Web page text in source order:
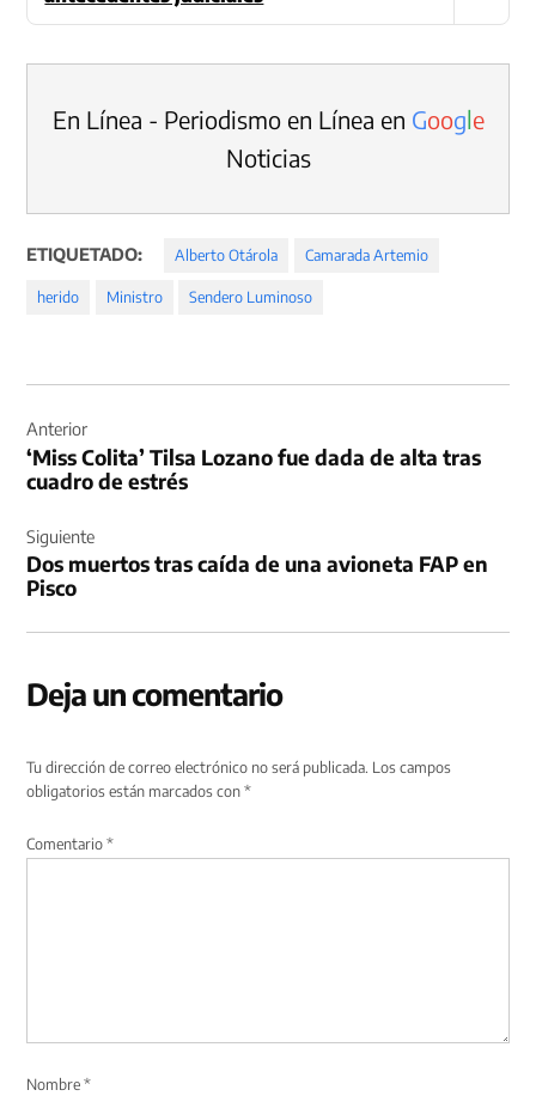
En Línea - Periodismo en Línea en Google
Noticias
ETIQUETADO: Alberto Otárola Camarada Artemio
herido Ministro Sendero Luminoso
de
entradas
Anterior
‘Miss Colita’ Tilsa Lozano fue dada de alta tras
cuadro de estrés
Siguiente
Dos muertos tras caída de una avioneta FAP en
Pisco
Deja un comentario
Tu dirección de correo electrónico no será publicada. Los campos
obligatorios están marcados con*
Comentario*
Nombre*